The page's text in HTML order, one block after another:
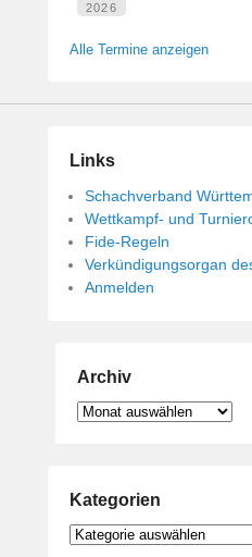
2026
Alle Termine anzeigen
Links
Schachverband
Wettkampf- und
Fide-Regeln
Verkündigungsorgan
Anmelden
Archiv
Archiv
Kategorien
Kategorien